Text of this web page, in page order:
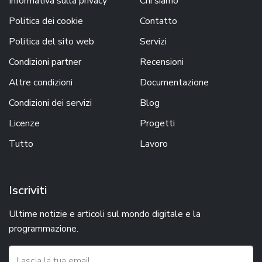
Politica dei cookie
Politica del sito web
Condizioni partner
Altre condizioni
Condizioni dei servizi
Licenze
Tutto
Contatto
Servizi
Recensioni
Documentazione
Blog
Progetti
Lavoro
Iscriviti
Ultime notizie e articoli sul mondo digitale e la
programmazione.